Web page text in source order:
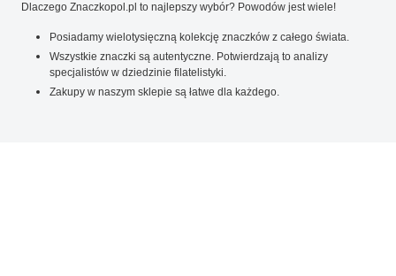
Dlaczego Znaczkopol.pl to najlepszy wybór? Powodów jest wiele!
Posiadamy wielotysięczną kolekcję znaczków z całego świata.
Wszystkie znaczki są autentyczne. Potwierdzają to analizy
specjalistów w dziedzinie filatelistyki.
Zakupy w naszym sklepie są łatwe dla każdego.